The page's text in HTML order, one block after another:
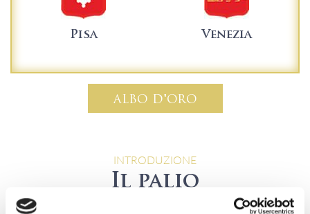
Pisa Venezia
ALBO D'ORO
INTRODUZIONE
Il palio